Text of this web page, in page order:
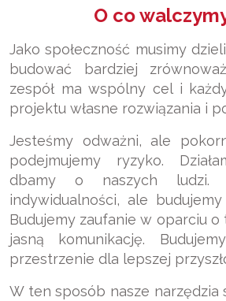
O co
Jako społeczność musimy
budować bardziej
zespół ma wspólny cel i
projektu własne rozwiązania i
Jesteśmy odważni, ale
podejmujemy ryzyko.
dbamy o naszych ludzi.
indywidualności, ale budujemy
Budujemy zaufanie w oparciu
jasną komunikację.
przestrzenie dla lepszej
W ten sposób nasze narzędzia